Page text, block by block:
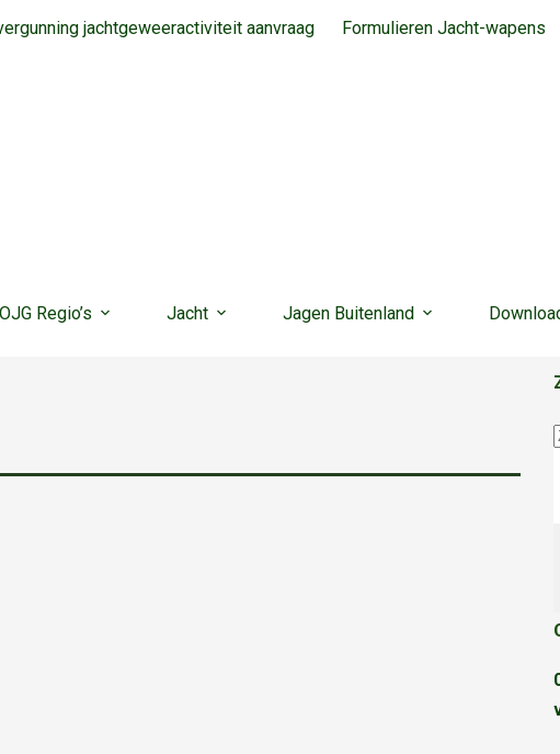
jachtgeweeractiviteit aanvraag Formulieren Jacht-wapens
Regio’s Jacht Jagen Buitenland